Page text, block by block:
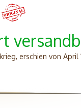
erschien von